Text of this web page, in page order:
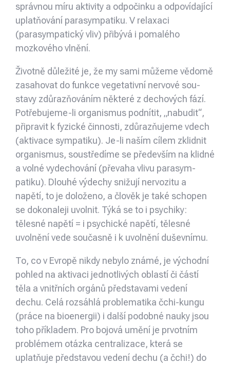
správnou míru aktivity a odpočinku a odpovídající
uplatňování parasympatiku. V relaxaci
(parasympatický vliv) přibývá i pomalého
mozkového vlnění.
Životně důležité je, že my sami můžeme vědomě
zasahovat do funkce vegetativní nervové sou­
stavy zdůrazňováním některé z dechových fází.
Potřebujeme-li organismus podnítit, „nabudit“,
připravit k fyzické činnosti, zdůrazňujeme vdech
(aktivace sympatiku). Je-li naším cílem zklidnit
organismus, soustředíme se především na klidné
a volné vydechování (převaha vlivu parasym­
patiku). Dlouhé výdechy snižují nervozitu a
napětí, to je doloženo, a člověk je také schopen
se dokonaleji uvolnit. Týká se to i psychiky:
tělesné napětí = i psychické napětí, tělesné
uvolnění vede současně i k uvolnění duševnímu.
To, co v Evropě nikdy nebylo známé, je východní
pohled na aktivaci jednotlivých oblastí či částí
těla a vnitřních orgánů představami vedení
dechu. Celá rozsáhlá problematika čchi-kungu
(práce na bioenergii) i další podobné nauky jsou
toho příkladem. Pro bojová umění je prvotním
problémem otázka centralizace, která se
uplatňuje představou vedení dechu (a čchi!) do